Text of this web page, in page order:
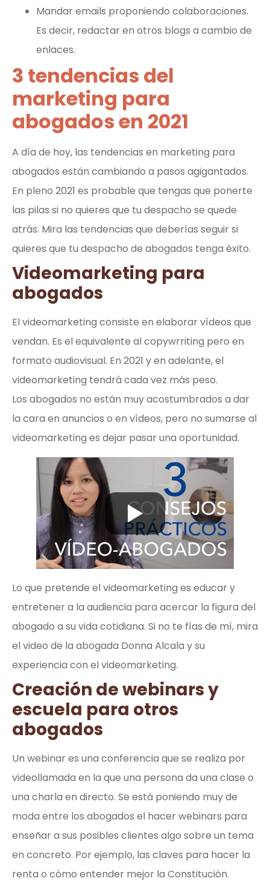
Mandar emails proponiendo colaboraciones.
Es decir, redactar en otros blogs a cambio de
enlaces.
3 tendencias del
marketing para
abogados en 2021
A día de hoy, las tendencias en marketing para
abogados están cambiando a pasos agigantados.
En pleno 2021 es probable que tengas que ponerte
las pilas si no quieres que tu despacho se quede
atrás. Mira las tendencias que deberías seguir si
quieres que tu despacho de abogados tenga éxito.
Videomarketing para
abogados
El videomarketing consiste en elaborar vídeos que
vendan. Es el equivalente al copywrriting pero en
formato audiovisual. En 2021 y en adelante, el
videomarketing tendrá cada vez más peso.
Los abogados no están muy acostumbrados a dar
la cara en anuncios o en vídeos, pero no sumarse al
videomarketing es dejar pasar una oportunidad.
Lo que pretende el videomarketing es educar y
entretener a la audiencia para acercar la figura del
abogado a su vida cotidiana. Si no te fías de mí, mira
el video de la abogada Donna Alcala y su
experiencia con el videomarketing.
Creación de webinars y
escuela para otros
abogados
Un webinar es una conferencia que se realiza por
videollamada en la que una persona da una clase o
una charla en directo. Se está poniendo muy de
moda entre los abogados el hacer webinars para
enseñar a sus posibles clientes algo sobre un tema
en concreto. Por ejemplo, las claves para hacer la
renta o cómo entender mejor la Constitución.